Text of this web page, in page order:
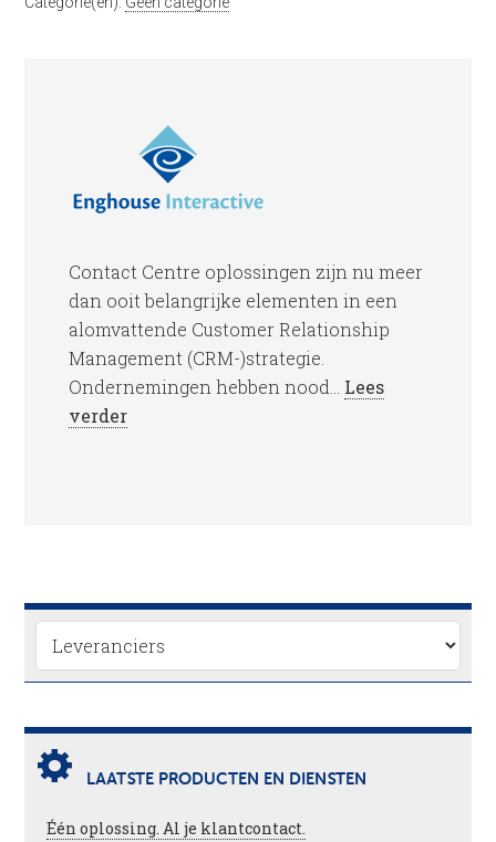
Contact Centre oplossingen zijn nu meer
dan ooit belangrijke elementen in een
alomvattende Customer Relationship
Management (CRM-)strategie.
Ondernemingen hebben nood... Lees
verder
LAATSTE PRODUCTEN EN DIENSTEN
Één oplossing. Al je klantcontact.